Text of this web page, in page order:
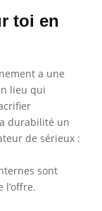
toi en
a une
lieu qui
durabilité un
de sérieux :
sont
l’offre.